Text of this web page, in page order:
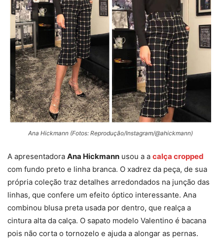
Ana Hickmann (Fotos: Reprodução/Instagram/@ahickmann)
A apresentadora Ana Hickmann usou a a calça cropped
com fundo preto e linha branca. O xadrez da peça, de sua
própria coleção traz detalhes arredondados na junção das
linhas, que confere um efeito óptico interessante. Ana
combinou blusa preta usada por dentro, que realça a
cintura alta da calça. O sapato modelo Valentino é bacana
pois não corta o tornozelo e ajuda a alongar as pernas.